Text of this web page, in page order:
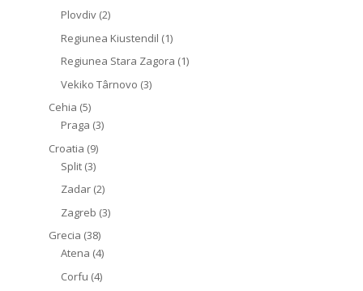
Plovdiv(2)
Regiunea Kiustendil (1)
Regiunea Stara Zagora (1)
Vekiko Târnovo (3)
Cehia (5)
Praga (3)
Croatia (9)
Split(3)
Zadar(2)
Zagreb (3)
Grecia (38)
Atena (4)
Corfu (4)